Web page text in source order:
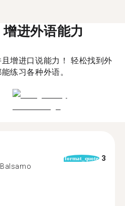
进外语能力
增进口说能力！ 轻松找到外
练习各种外语。
format_quote 3